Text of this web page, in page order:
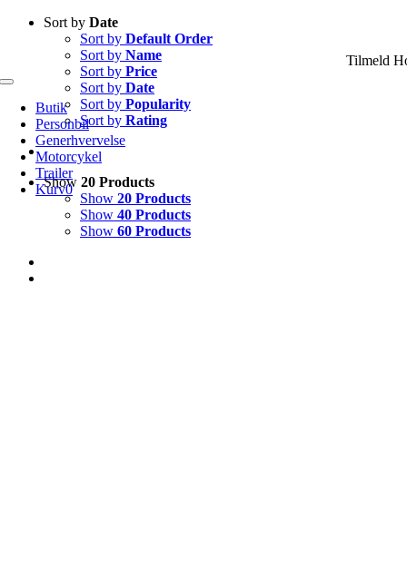
Skip
Tilmeld
Toggle
Navigation
Butik
Personbil
Generhvervelse
Motorcykel
Trailer
Kurv0
Sort by Date
Sort by Default Order
Sort by Name
Sort by Price
Sort by Date
Sort by Popularity
Sort by Rating
Show 20 Products
Show 20 Products
Show 40 Products
Show 60 Products